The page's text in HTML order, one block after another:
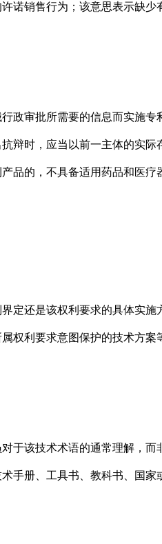
销售行为；该意思表示缺少
审批所需要的信息而实施专
辩时，应当以前一主体的实际
品的，不具备适用药品和医疗
定还是该权利要求的具体实施
权利要求意图保护的技术方案
于该技术术语的通常理解，而
手册、工具书、教科书、国家